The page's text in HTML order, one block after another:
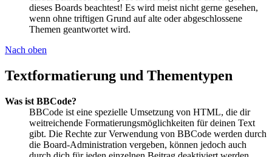
dieses Boards beachtest! Es wird meist nicht gerne gesehen,
wenn ohne triftigen Grund auf alte oder abgeschlossene
Themen geantwortet wird.
Nach oben
Textformatierung und Thementypen
Was ist BBCode?
BBCode ist eine spezielle Umsetzung von HTML, die dir
weitreichende Formatierungsmöglichkeiten für deinen Text
gibt. Die Rechte zur Verwendung von BBCode werden durch
die Board-Administration vergeben, können jedoch auch